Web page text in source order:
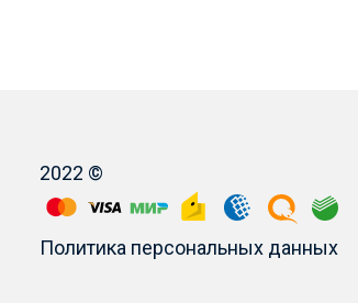
2022 ©
Политика персональных данных